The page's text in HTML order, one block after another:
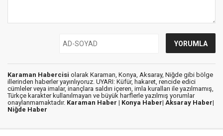
Karaman Habercisi olarak Karaman, Konya, Aksaray, Niğde gibi bölge
illerinden haberler yayınlıyoruz. UYARI: Küfür, hakaret, rencide edici
cümleler veya imalar, inançlara saldırı içeren, imla kuralları ile yazılmamış,
Türkçe karakter kullanılmayan ve büyük harflerle yazılmış yorumlar
onaylanmamaktadır. Karaman Haber | Konya Haber| Aksaray Haber|
Niğde Haber